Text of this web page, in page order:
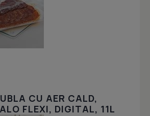
CU AER CALD,
FLEXI, DIGITAL, 11L